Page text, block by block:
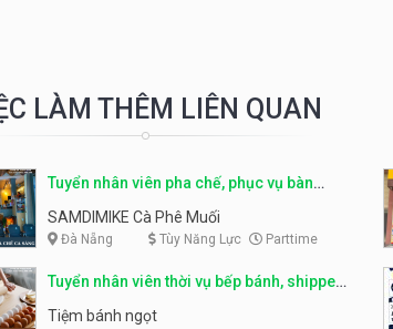
LÀM THÊM LIÊN QUAN
Tuyển nhân viên pha chế, phục vụ bàn
parttime
SAMDIMIKE Cà Phê Muối
Đà Nẵng Tùy Năng Lực Parttime
Tuyển nhân viên thời vụ bếp bánh, shipper
parttime
Tiệm bánh ngọt